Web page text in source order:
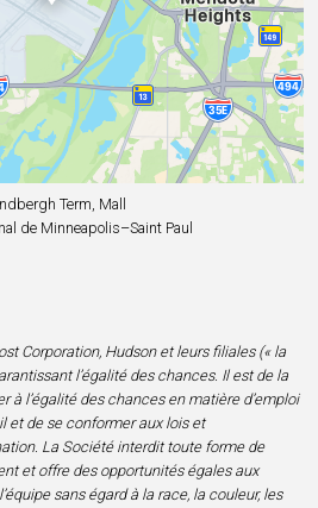
Term, Mall
de Minneapolis–Saint Paul
Corporation, Hudson et leurs filiales (« la
l’égalité des chances. Il est de la
à l’égalité des chances en matière d’emploi
et de se conformer aux lois et
La Société interdit toute forme de
et offre des opportunités égales aux
sans égard à la race, la couleur, les